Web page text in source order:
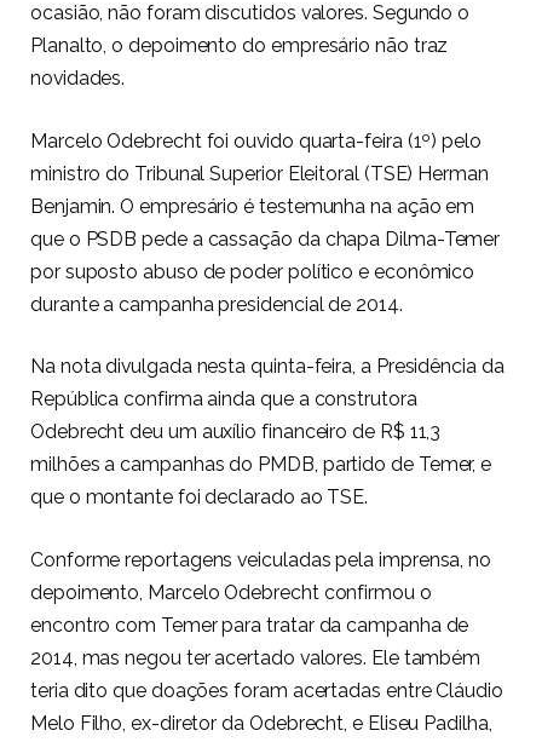
ocasião, não foram discutidos valores. Segundo o
Planalto, o depoimento do empresário não traz
novidades.
Marcelo Odebrecht foi ouvido quarta-feira (1º) pelo
ministro do Tribunal Superior Eleitoral (TSE) Herman
Benjamin. O empresário é testemunha na ação em
que o PSDB pede a cassação da chapa Dilma-Temer
por suposto abuso de poder político e econômico
durante a campanha presidencial de 2014.
Na nota divulgada nesta quinta-feira, a Presidência da
República confirma ainda que a construtora
Odebrecht deu um auxílio financeiro de R$ 11,3
milhões a campanhas do PMDB, partido de Temer, e
que o montante foi declarado ao TSE.
Conforme reportagens veiculadas pela imprensa, no
depoimento, Marcelo Odebrecht confirmou o
encontro com Temer para tratar da campanha de
2014, mas negou ter acertado valores. Ele também
teria dito que doações foram acertadas entre Cláudio
Melo Filho, ex-diretor da Odebrecht, e Eliseu Padilha,